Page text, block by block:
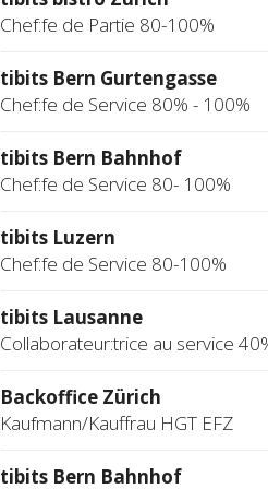
Chef:fe de Partie 80-100%
tibits Bern Gurtengasse
Chef:fe de Service 80% - 100%
tibits Bern Bahnhof
Chef:fe de Service 80- 100%
tibits Luzern
Chef:fe de Service 80-100%
tibits Lausanne
Collaborateur:trice au service
Backoffice Zürich
Kaufmann/Kauffrau HGT EFZ
tibits Bern Bahnhof